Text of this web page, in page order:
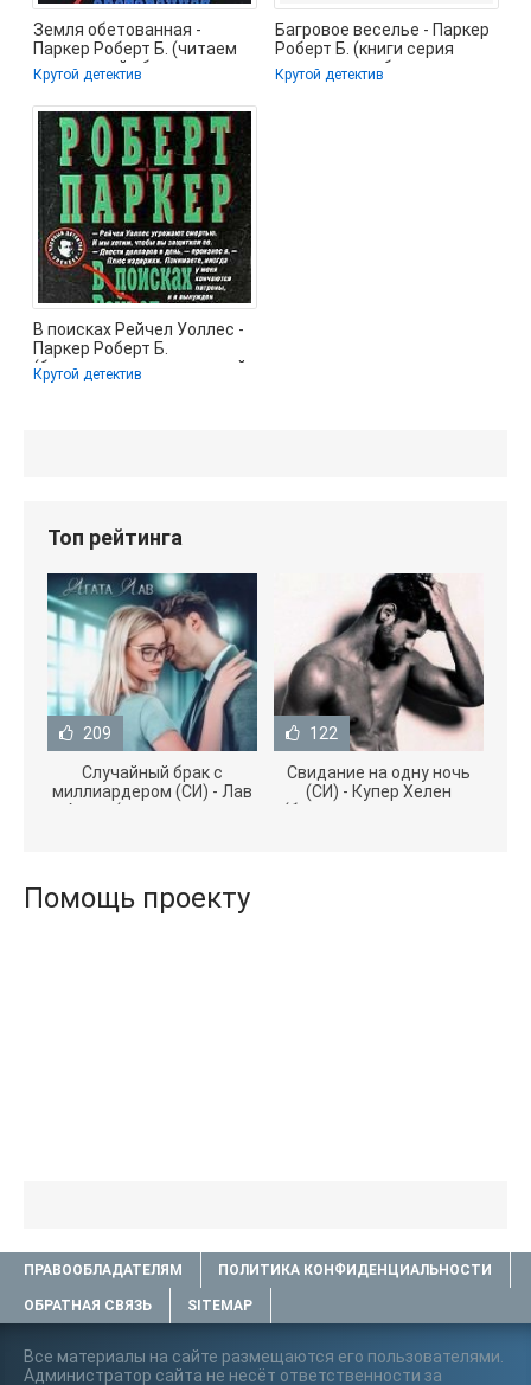
Земля обетованная -
Паркер Роберт Б. (читаем
книги онлайн бесплатно
полностью
Крутой детектив
Багровое веселье - Паркер
Роберт Б. (книги серия
книги читать бесплатно
Крутой детектив
В поисках Рейчел Уоллес -
Паркер Роберт Б.
(бесплатные книги полный
формат txt)
Крутой детектив
Топ рейтинга
209
Случайный брак с
миллиардером (СИ) - Лав
Агата (полная версия
122
Свидание на одну ночь
(СИ) - Купер Хелен
(бесплатные серии книг
Помощь проекту
ПРАВООБЛАДАТЕЛЯМ ПОЛИТИКА КОНФИДЕНЦИАЛЬНОСТИ
ОБРАТНАЯ СВЯЗЬ SITEMAP
Все материалы на сайте размещаются его пользователями.
Администратор сайта не несёт ответственности за